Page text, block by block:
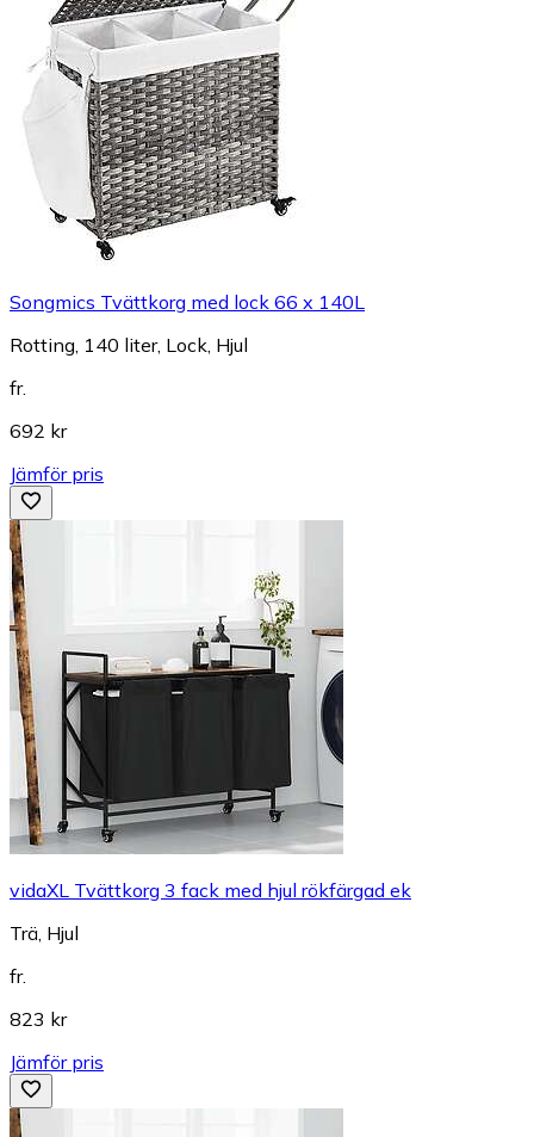
Songmics Tvättkorg med lock 66 x 140L
Rotting, 140 liter, Lock, Hjul
fr.
692 kr
Jämför pris
vidaXL Tvättkorg 3 fack med hjul rökfärgad ek
Trä, Hjul
fr.
823 kr
Jämför pris